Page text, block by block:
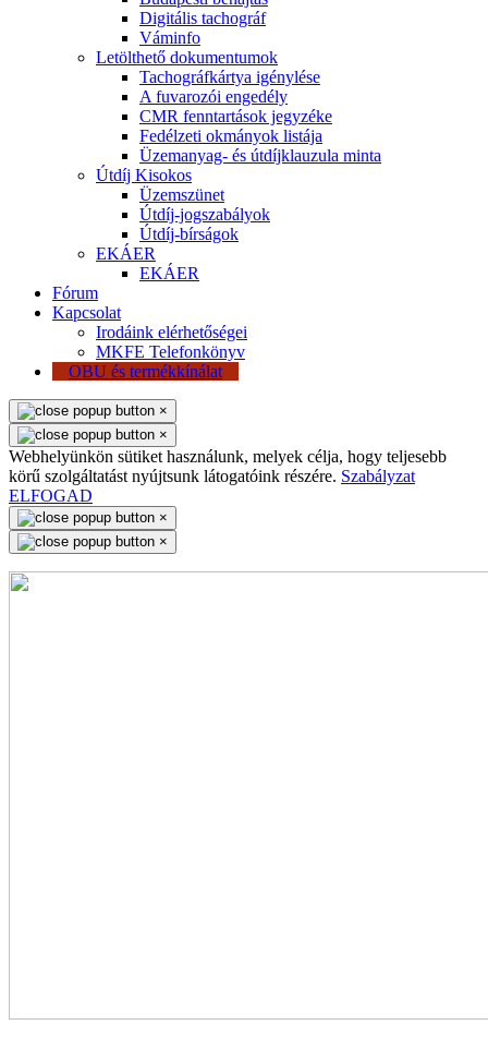
Digitális tachográf
Váminfo
Letölthető dokumentumok
Tachográfkártya igénylése
A fuvarozói engedély
CMR fenntartások jegyzéke
Fedélzeti okmányok listája
Üzemanyag- és útdíjklauzula minta
Útdíj Kisokos
Üzemszünet
Útdíj-jogszabályok
Útdíj-bírságok
EKÁER
EKÁER
Fórum
Kapcsolat
Irodáink elérhetőségei
MKFE Telefonkönyv
OBU és termékkínálat
×
×
Webhelyünkön sütiket használunk, melyek célja, hogy teljesebb
körű szolgáltatást nyújtsunk látogatóink részére. Szabályzat
ELFOGAD
×
×